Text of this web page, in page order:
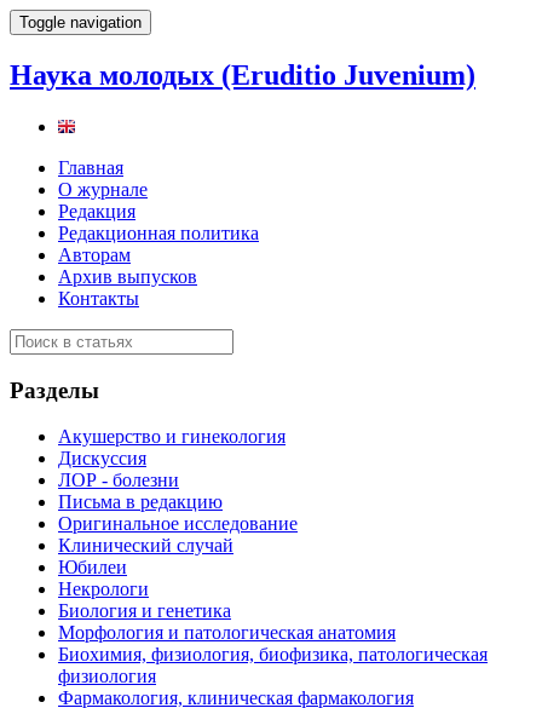
Toggle navigation
Наука молодых (Eruditio Juvenium)
Главная
О журнале
Редакция
Редакционная политика
Авторам
Архив выпусков
Контакты
Разделы
Акушерство и гинекология
Дискуссия
ЛОР - болезни
Письма в редакцию
Оригинальное исследование
Клинический случай
Юбилеи
Некрологи
Биология и генетика
Морфология и патологическая анатомия
Биохимия, физиология, биофизика, патологическая
физиология
Фармакология, клиническая фармакология